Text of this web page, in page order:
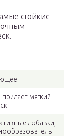
стойкие
мягкий
добавки,